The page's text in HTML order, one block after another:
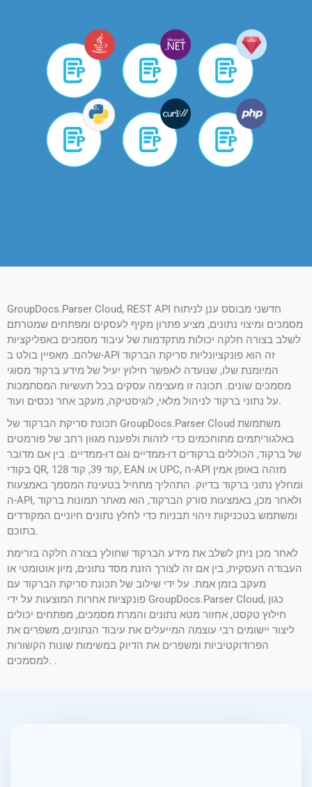
GroupDocs.Parser Cloud, REST API חדשני מבוסס ענן לניתוח
מסמכים ומיצוי נתונים, מציע פתרון מקיף לעסקים ומפתחים שמטרתם
לשלב בצורה חלקה יכולות מתקדמות של עיבוד מסמכים באפליקציות
שלהם. מאפיין בולט ב-API זה הוא פונקציונליות סריקת הברקוד
המיומנת שלו, שנועדה לאפשר חילוץ יעיל של מידע ברקוד מסוגי
מסמכים שונים. תכונה זו מעצימה עסקים בכל תעשיות המסתמכות
על נתוני ברקוד לניהול מלאי, לוגיסטיקה, מעקב אחר נכסים ועוד.
תכונת סריקת הברקוד של GroupDocs.Parser Cloud משתמשת
באלגוריתמים מתוחכמים כדי לזהות ולפענח מגוון רחב של פורמטים
של ברקוד, הכוללים ברקודים דו-ממדיים וגם דו-ממדיים. בין אם מדובר
בקודי QR, קוד 39, קוד 128, EAN או UPC, ה-API מזהה באופן אמין
ומחלץ נתוני ברקוד בדיוק. התהליך מתחיל בטעינת המסמך באמצעות
ה-API, ולאחר מכן, באמצעות סורק הברקוד, הוא מאתר תמונות ברקוד
ומשתמש בטכניקות זיהוי תבניות כדי לחלץ נתונים חיוניים המקודדים
בתוכם.
לאחר מכן ניתן לשלב את מידע הברקוד שחולץ בצורה חלקה בזרימת
העבודה העסקית, בין אם זה לצורך הזנת מסד נתונים, מיון אוטומטי או
מעקב בזמן אמת. על ידי שילוב של תכונת סריקת הברקוד עם
פונקציות אחרות המוצעות על ידי GroupDocs.Parser Cloud, כגון
חילוץ טקסט, אחזור מטא נתונים והמרת מסמכים, מפתחים יכולים
ליצור יישומים רבי עוצמה המייעלים את עיבוד הנתונים, משפרים את
הפרודוקטיביות ומשפרים את הדיוק במשימות שונות הקשורות
למסמכים. .